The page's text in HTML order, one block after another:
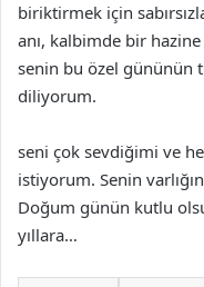
biriktirmek için
anı, kalbimde bir
senin bu özel gününün
diliyorum.
seni çok sevdiğimi ve
istiyorum. Senin
Doğum günün kutlu
yıllara…